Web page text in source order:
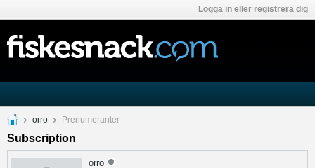
Logga in eller registrera dig
orro Prenumeranter
Subscription
orro